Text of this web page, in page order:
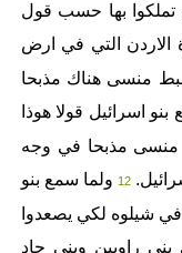
تملكوا بها حسب قول
الاردن التي في ارض
منسى هناك مذبحا
اسرائيل قولا هوذا
منسى مذبحا في وجه
12ولما سمع بنو
شيلوه لكي يصعدوا
راوبين وبني جاد